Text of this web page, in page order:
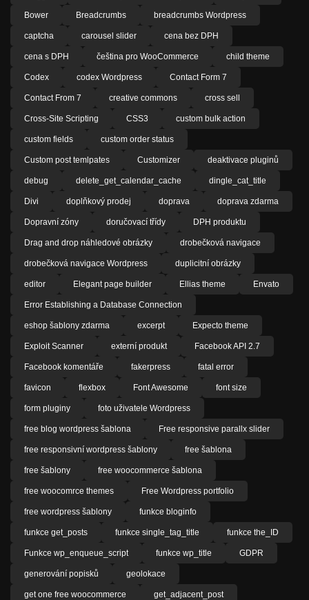
Bower Breadcrumbs breadcrumbs Wordpress
captcha carousel slider cena bez DPH
cena s DPH čeština pro WooCommerce child theme
Codex codex Wordpress Contact Form 7
Contact From 7 creative commons cross sell
Cross-Site Scripting CSS3 custom bulk action
custom fields custom order status
Custom post temlpates Customizer deaktivace pluginů
debug delete_get_calendar_cache dingle_cat_title
Divi doplňkový prodej doprava doprava zdarma
Dopravní zóny doručovací třídy DPH produktu
Drag and drop náhledové obrázky drobečková navigace
drobečková navigace Wordpress duplicitní obrázky
editor Elegant page builder Ellias theme Envato
Error Establishing a Database Connection
eshop šablony zdarma excerpt Expecto theme
Exploit Scanner externí produkt Facebook API 2.7
Facebook komentáře fakerpress fatal error
favicon flexbox Font Awesome font size
form pluginy foto uživatele Wordpress
free blog wordpress šablona Free responsive parallx slider
free responsivní wordpress šablony free šablona
free šablony free woocommerce šablona
free woocomrce themes Free Wordpress portfolio
free wordpress šablony funkce bloginfo
funkce get_posts funkce single_tag_title funkce the_ID
Funkce wp_enqueue_script funkce wp_title GDPR
generování popisků geolokace
get one free woocommerce get_adjacent_post